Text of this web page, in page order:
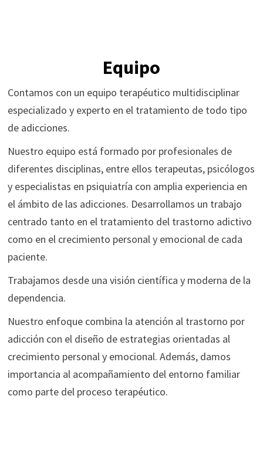
Equipo
Contamos con un equipo terapéutico multidisciplinar
especializado y experto en el tratamiento de todo tipo
de adicciones.
Nuestro equipo está formado por profesionales de
diferentes disciplinas, entre ellos terapeutas, psicólogos
y especialistas en psiquiatría con amplia experiencia en
el ámbito de las adicciones. Desarrollamos un trabajo
centrado tanto en el tratamiento del trastorno adictivo
como en el crecimiento personal y emocional de cada
paciente.
Trabajamos desde una visión científica y moderna de la
dependencia.
Nuestro enfoque combina la atención al trastorno por
adicción con el diseño de estrategias orientadas al
crecimiento personal y emocional. Además, damos
importancia al acompañamiento del entorno familiar
como parte del proceso terapéutico.